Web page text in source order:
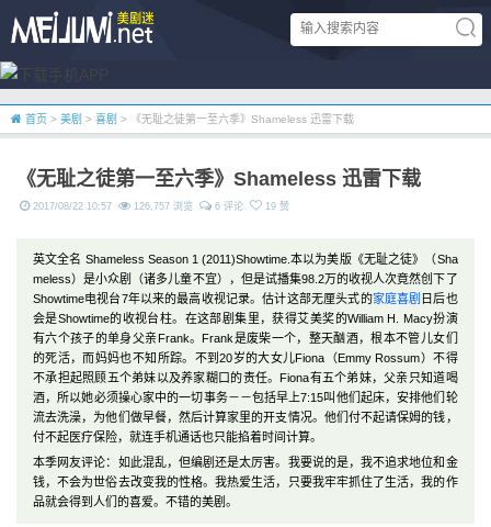
首页 > 美剧 > 喜剧 > 《无耻之徒第一至六季》Shameless 迅雷下载
《无耻之徒第一至六季》Shameless 迅雷下载
2017/08/22 10:57 126,757 浏览 6 评论 19 赞
英文全名 Shameless Season 1 (2011)Showtime.本以为美版《无耻之徒》（Sha
meless）是小众剧（诸多儿童不宜），但是试播集98.2万的收视人次竟然创下了
Showtime电视台7年以来的最高收视记录。估计这部无厘头式的家庭喜剧 日后也
会是Showtime的收视台柱。在这部剧集里，获得艾美奖的William H. Macy扮演
有六个孩子的单身父亲Frank。Frank是废柴一个，整天酗酒，根本不管儿女们
的死活，而妈妈也不知所踪。不到20岁的大女儿Fiona（Emmy Rossum）不得
不承担起照顾五个弟妹以及养家糊口的责任。Fiona有五个弟妹，父亲只知道喝
酒，所以她必须操心家中的一切事务－－包括早上7:15叫他们起床，安排他们轮
流去洗澡，为他们做早餐，然后计算家里的开支情况。他们付不起请保姆的钱，
付不起医疗保险，就连手机通话也只能掐着时间计算。
本季网友评论：如此混乱，但编剧还是太厉害。我要说的是，我不追求地位和金
钱，不会为世俗去改变我的性格。我热爱生活，只要我牢牢抓住了生活，我的作
品就会得到人们的喜爱。不错的美剧。